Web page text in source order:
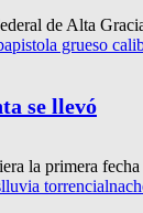
de Alta
pistola grueso
se llevó
la primera
lluvia torrencial